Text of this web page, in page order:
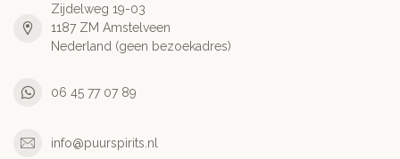
Zijdelweg 19-03
1187 ZM Amstelveen
Nederland (geen bezoekadres)
06 45 77 07 89
info@puurspirits.nl